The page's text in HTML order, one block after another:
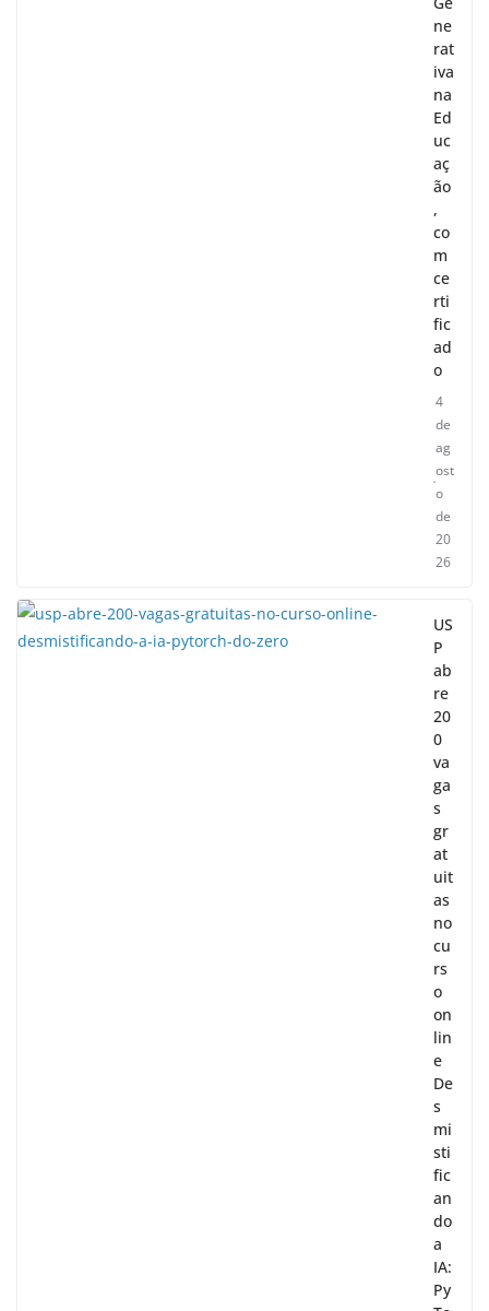
ne
rat
iva
na
Ed
uc
aç
ão
,
co
m
ce
rti
fic
ad
o
4
de
ag
ost
o
de
20
26
US
P
ab
re
20
0
va
ga
s
gr
at
uit
as
no
cu
rs
o
on
lin
e
De
s
mi
sti
fic
an
do
a
IA:
Py